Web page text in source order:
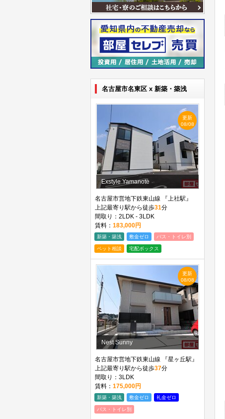
名古屋市名東区 x 新築・築浅
更新
08/08
Exstyle Yamanote
名古屋市営地下鉄東山線 『上社駅』
上記最寄り駅から徒歩31分
間取り：2LDK - 3LDK
賃料： 183,000円
新築・築浅 敷金ゼロ バス・トイレ別
ペット相談 宅配ボックス
更新
08/08
Nest Sunny
名古屋市営地下鉄東山線 『星ヶ丘駅』
上記最寄り駅から徒歩37分
間取り：3LDK
賃料： 175,000円
新築・築浅 敷金ゼロ 礼金ゼロ
バス・トイレ別